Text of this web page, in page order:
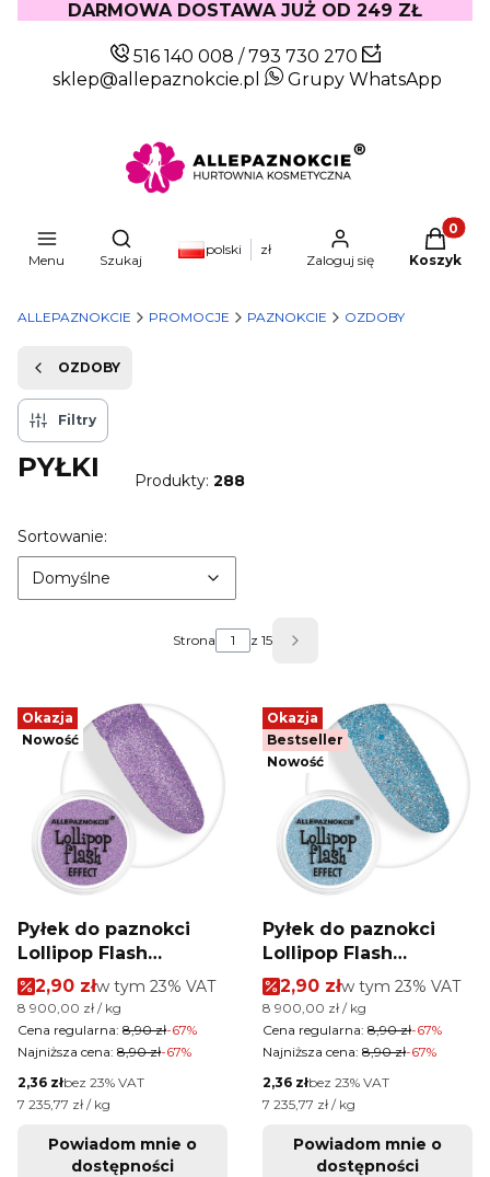
DARMOWA DOSTAWA JUŻ OD 249 ZŁ
516 140 008 /793 730 270
sklep@allepaznokcie.pl
Grupy WhatsApp
Menu
Otwórz wyszukiwarkę
Szukaj
polski zł
Zaloguj się Koszyk
ALLEPAZNOKCIE PROMOCJE PAZNOKCIE OZDOBY
OZDOBY
Filtry
PYŁKI Produkty: 288
Lista produktów
Sortowanie:
Domyślne
Strona z 15 Następne produkty
Okazja
Nowość
Pyłek do paznokci
Lollipop Flash
Allepaznokcie 3 ml Nr
11
Cena promocyjna brutto
2,90 złw tym %s VAT
w tym 23% VAT
Cena jednostkowa brutto
8 900,00 zł / kg
Cena regularna: 8,90 zł-67%
Najniższa cena: 8,90 zł-67%
Cena netto
2,36 złbez 23% VAT
Cena jednostkowa netto
7 235,77 zł / kg
Powiadom mnie o
dostępności
Okazja
Bestseller
Nowość
Pyłek do paznokci
Lollipop Flash
Allepaznokcie 3 ml Nr
07
Cena promocyjna
2,90 złw tym %s VAT
w tym 23% VAT
Cena jednostkowa brutto
8 900,00 zł / kg
Cena regularna: 8,90 zł-67%
Najniższa cena: 8,90 zł-67%
Cena netto
2,36 złbez 23% VAT
Cena jednostkowa netto
7 235,77 zł / kg
Powiadom mnie o
dostępności